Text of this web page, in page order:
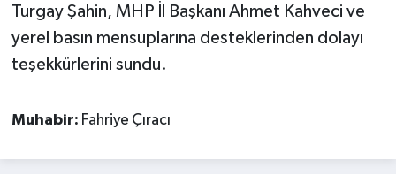
Turgay Şahin, MHP İl Başkanı Ahmet Kahveci ve
yerel basın mensuplarına desteklerinden dolayı
teşekkürlerini sundu.
Muhabir: Fahriye Çıracı